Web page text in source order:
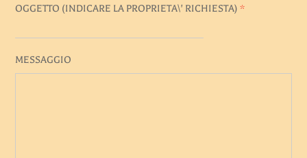
OGGETTO (INDICARE LA PROPRIETA\' RICHIESTA)*
MESSAGGIO